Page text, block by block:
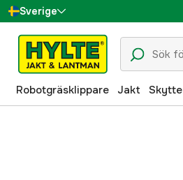
Sverige
Danmark
Suomi
Norge
Robotgräsklippare Jakt Skytte